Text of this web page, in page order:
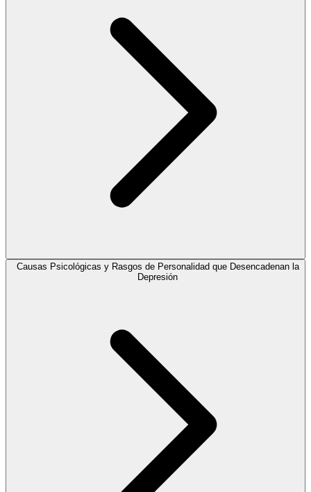
Causas Psicológicas y Rasgos de Personalidad que Desencadenan la
Depresión